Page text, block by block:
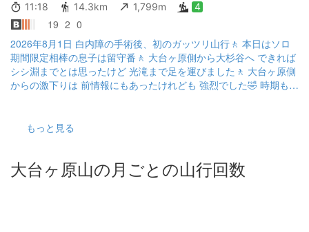
11:18 14.3km 1,799m 4
19 2 0
2026年8月1日 白内障の手術後、初のガッツリ山行🚶 本日はソロ
期間限定相棒の息子は留守番🚶 大台ヶ原側から大杉谷へ できれば
シシ淵までとは思ったけど 光滝まで足を運びました🚶 大台ヶ原側
からの激下りは 前情報にもあったけれども 強烈でした🤣 時期も時
台ヶ原側のキツイ山行での 一発目の堂倉滝の美しさに来て良かっ
は私には無理でしたが とても良い休日になりました。 大台ヶ原か
ら下って粟谷小屋と堂倉避難小屋行きの二股あったのですが 行き
もっと見る
大台ヶ原山の月ごとの山行回数